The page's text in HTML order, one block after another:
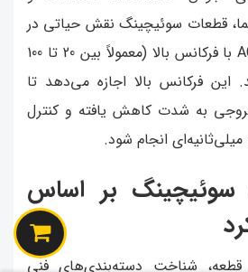
قطعات سوئیچینگ نقش حیاتی در
تبدیل جریان DC به AC با فرکانس بالا (معمولاً بین 20 تا 100
این فرکانس بالا اجازه می‌دهد تا
خروجی به شدت کاهش یافته و کنترل
انجام شود.
سوئیچینگ بر اساس
قطعه، شناخت دسته‌بندی‌های فنی